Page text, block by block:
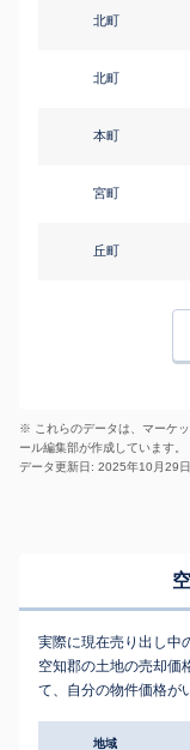
北町
北町
本町
宮町
丘町
※ これらのデータは、マーケ
ール編集部が作成しています。
データ更新日: 2025年10月29日
実際に現在売り出し中
空知郡の土地の売却価
て、自分の物件価格が
地域